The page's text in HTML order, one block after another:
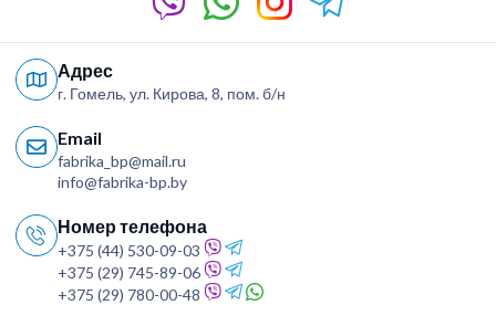
Адрес
г. Гомель, ул. Кирова, 8, пом. б/н
Email
fabrika_bp@mail.ru
info@fabrika-bp.by
Номер телефона
+375 (44) 530-09-03
+375 (29) 745-89-06
+375 (29) 780-00-48